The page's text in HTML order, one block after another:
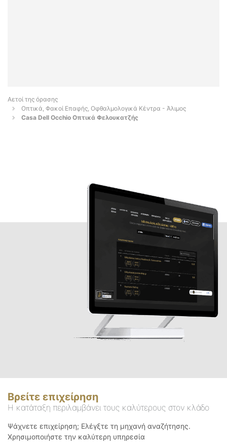
Αετοί της όρασης
Οπτικά, Φακοί Επαφής, Οφθαλμολογικά Κέντρα - Άλιμος
Casa Dell Occhio Οπτικά Φελουκατζής
Βρείτε επιχείρηση
Η κατάταξη περιλαμβάνει τους καλύτερους στον κλάδο
Ψάχνετε επιχείρηση; Ελέγξτε τη μηχανή αναζήτησης.
Χρησιμοποιήστε την καλύτερη υπηρεσία